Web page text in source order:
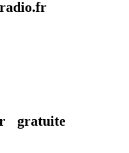
gratuite